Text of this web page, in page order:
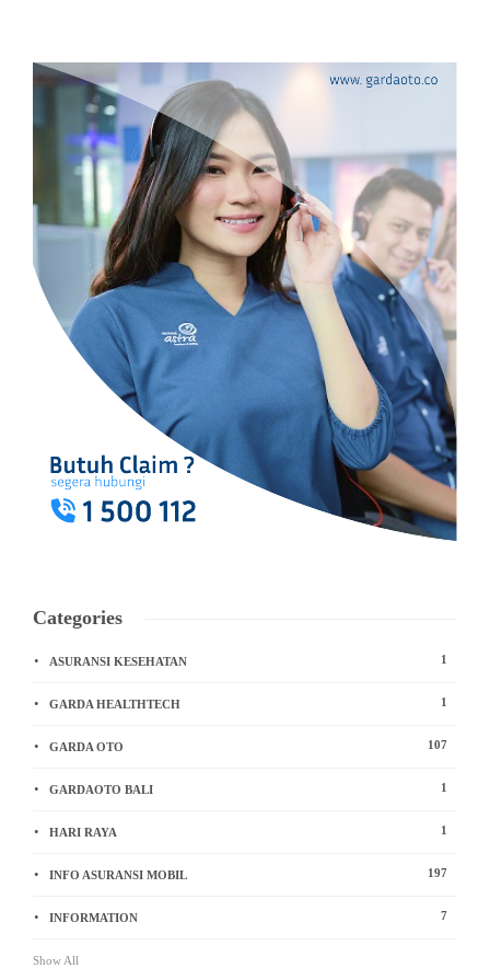
Categories
ASURANSI KESEHATAN 1
GARDA HEALTHTECH 1
GARDA OTO 107
GARDAOTO BALI 1
HARI RAYA 1
INFO ASURANSI MOBIL 197
INFORMATION 7
Show All